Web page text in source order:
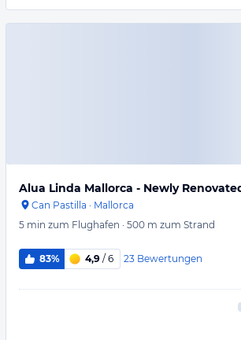
Alua Linda Mallorca - Newly
Can Pastilla · Mallorca
5 min zum Flughafen · 500 m zum Strand
83% 4,9 / 6 23 Bewertungen